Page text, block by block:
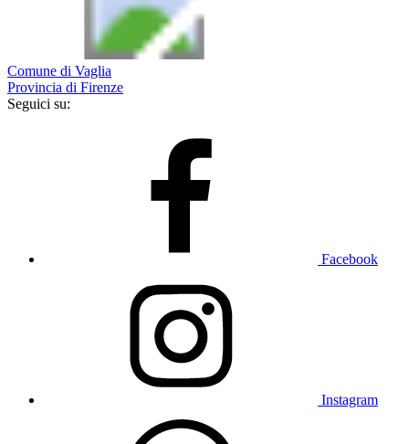
Comune di Vaglia
Provincia di Firenze
Seguici su:
Facebook
Instagram